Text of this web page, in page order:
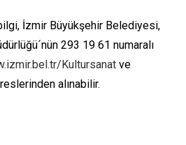
İzmir Büyükşehir Belediyesi,
293 19 61 numaralı
Kultursanat ve
alınabilir.